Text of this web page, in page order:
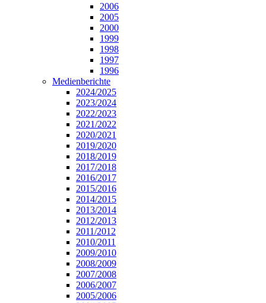
2006
2005
2000
1999
1998
1997
1996
Medienberichte
2024/2025
2023/2024
2022/2023
2021/2022
2020/2021
2019/2020
2018/2019
2017/2018
2016/2017
2015/2016
2014/2015
2013/2014
2012/2013
2011/2012
2010/2011
2009/2010
2008/2009
2007/2008
2006/2007
2005/2006